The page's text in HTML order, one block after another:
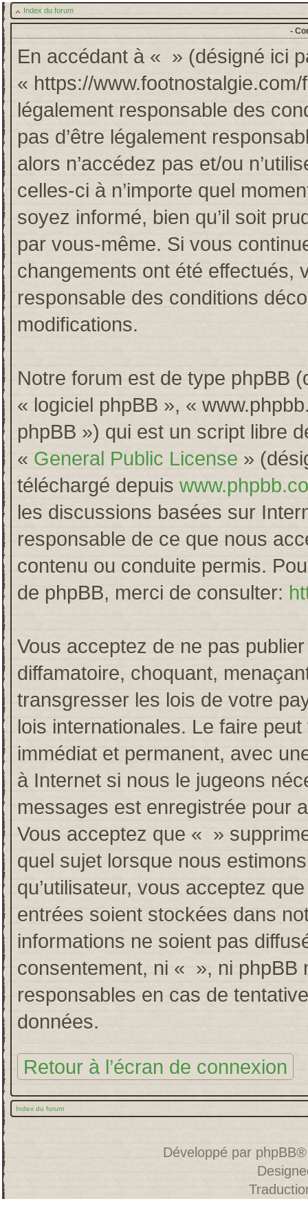
Index du forum
-
En accédant à « » (désigné ici
« https://
légalement responsable des
pas d’être légalement
alors n’accédez pas et/ou
celles-ci à n’importe quel
soyez informé, bien qu’il soit
par vous-même. Si vous
changements ont été effectués,
responsable des conditions
modifications.
Notre forum est de type phpBB
« logiciel phpBB », «
phpBB ») qui est un script libre
« General Public License »
téléchargé depuis
les discussions basées sur
responsable de ce que nous
contenu ou conduite permis.
de phpBB, merci de consulter:
Vous acceptez de ne pas
diffamatoire, choquant,
transgresser les lois de votre
lois internationales. Le faire
immédiat et permanent, avec
à Internet si nous le jugeons
messages est enregistrée pour
Vous acceptez que « »
quel sujet lorsque nous
qu’utilisateur, vous acceptez
entrées soient stockées dans
informations ne soient pas
consentement, ni « », ni phpBB
responsables en cas de
données.
Retour à l’écran de connexion
Index du forum
Développé par phpBB®